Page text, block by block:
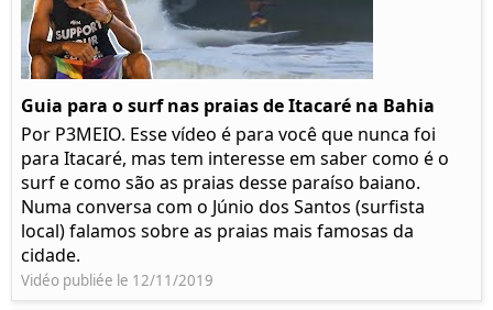
Guia para o surf nas praias de Itacaré na Bahia
Por P3MEIO. Esse vídeo é para você que nunca foi
para Itacaré, mas tem interesse em saber como é o
surf e como são as praias desse paraíso baiano.
Numa conversa com o Júnio dos Santos (surfista
local) falamos sobre as praias mais famosas da
cidade.
Vidéo publiée le 12/11/2019